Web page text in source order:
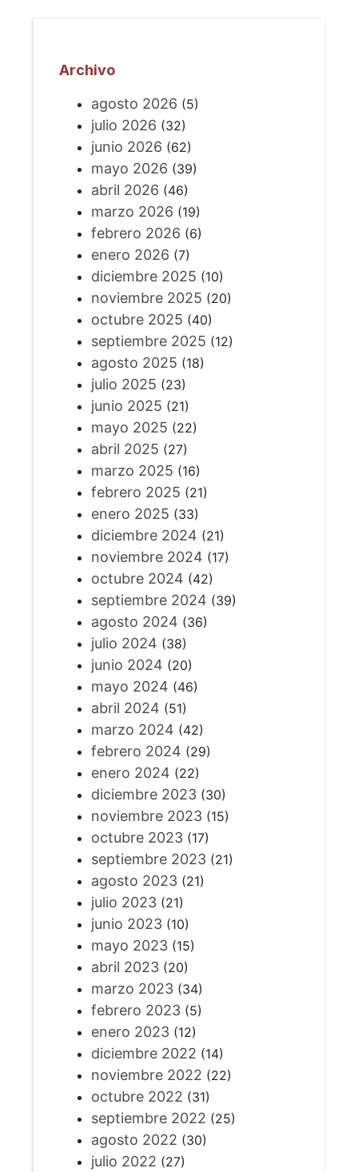
Archivo
agosto 2026 (5)
julio 2026 (32)
junio 2026 (62)
mayo 2026 (39)
abril 2026 (46)
marzo 2026 (19)
febrero 2026 (6)
enero 2026 (7)
diciembre 2025 (10)
noviembre 2025 (20)
octubre 2025 (40)
septiembre 2025 (12)
agosto 2025 (18)
julio 2025 (23)
junio 2025 (21)
mayo 2025 (22)
abril 2025 (27)
marzo 2025 (16)
febrero 2025 (21)
enero 2025 (33)
diciembre 2024 (21)
noviembre 2024 (17)
octubre 2024 (42)
septiembre 2024 (39)
agosto 2024 (36)
julio 2024 (38)
junio 2024 (20)
mayo 2024 (46)
abril 2024 (51)
marzo 2024 (42)
febrero 2024 (29)
enero 2024 (22)
diciembre 2023(30)
noviembre 2023(15)
octubre 2023(17)
septiembre 2023(21)
agosto 2023(21)
julio 2023(21)
junio 2023(10)
mayo 2023(15)
abril 2023(20)
marzo 2023(34)
febrero 2023(5)
enero 2023(12)
diciembre 2022 (14)
noviembre 2022 (22)
octubre 2022 (31)
septiembre 2022 (25)
agosto 2022 (30)
julio 2022 (27)